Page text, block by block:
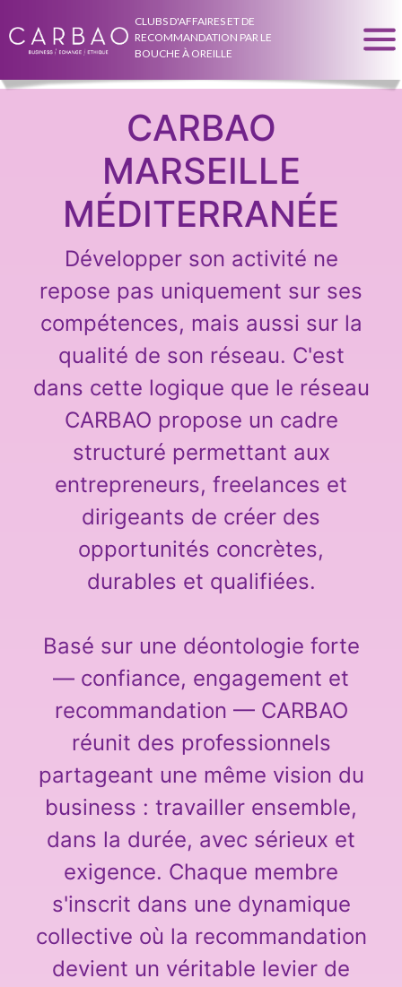
CLUBS D'AFFAIRES ET DE
RECOMMANDATION PAR LE
BOUCHE À OREILLE
CARBAO
MARSEILLE
MÉDITERRANÉE
Développer son activité ne
repose pas uniquement sur ses
compétences, mais aussi sur la
qualité de son réseau. C'est
dans cette logique que le réseau
CARBAO propose un cadre
structuré permettant aux
entrepreneurs, freelances et
dirigeants de créer des
opportunités concrètes,
durables et qualifiées.
Basé sur une déontologie forte
— confiance, engagement et
recommandation — CARBAO
réunit des professionnels
partageant une même vision du
business : travailler ensemble,
dans la durée, avec sérieux et
exigence. Chaque membre
s'inscrit dans une dynamique
collective où la recommandation
devient un véritable levier de